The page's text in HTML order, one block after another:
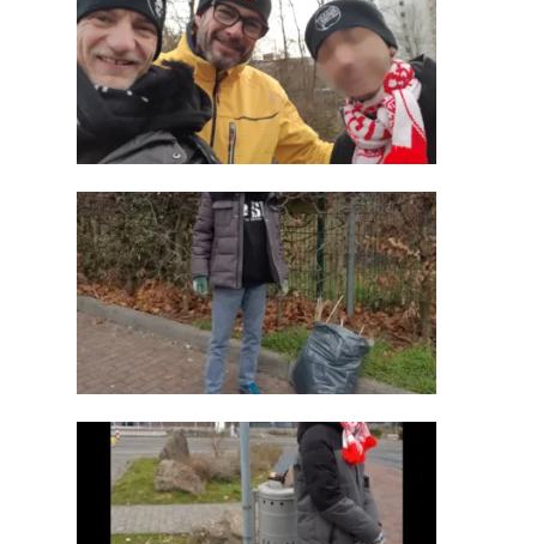
HOME
MANIFEST
AKTIVITÄTEN
CLUB
TEAM